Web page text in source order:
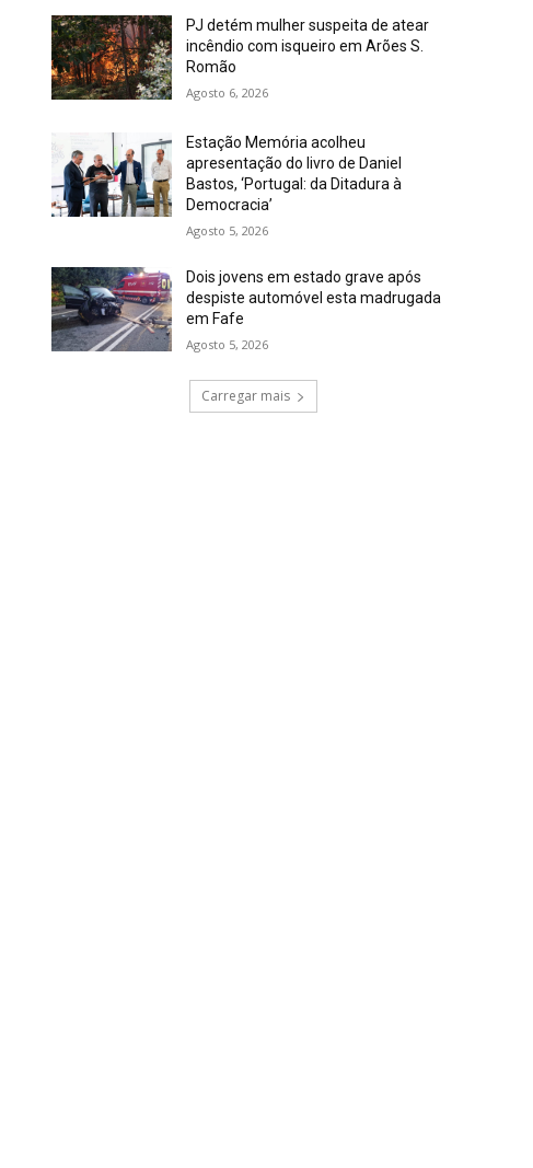
PJ detém mulher suspeita de atear
incêndio com isqueiro em Arões S.
Romão
Agosto 6, 2026
Estação Memória acolheu
apresentação do livro de Daniel
Bastos, ‘Portugal: da Ditadura à
Democracia’
Agosto 5, 2026
Dois jovens em estado grave após
despiste automóvel esta madrugada
em Fafe
Agosto 5, 2026
Carregar mais